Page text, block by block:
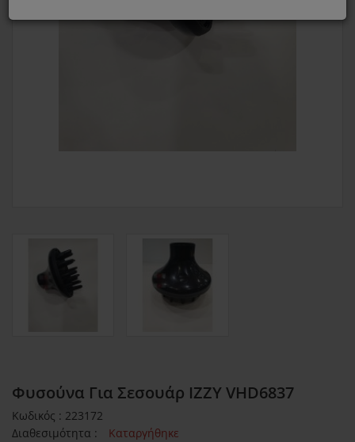
Φυσούνα Για Σεσουάρ IZZY VHD6837
Κωδικός : 223172
Διαθεσιμότητα :
Καταργήθηκε